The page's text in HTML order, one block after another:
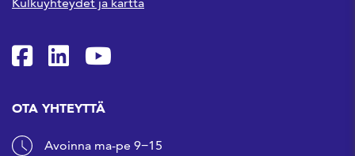
SFS Facebookissa
SFS Linkedinissä
SFS Youtubessa
OTA YHTEYTTÄ
Avoinna ma-pe 9−15